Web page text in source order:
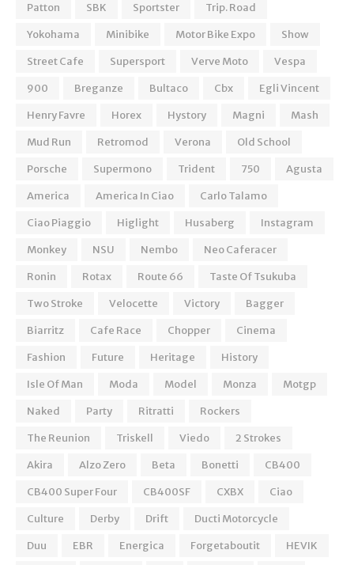
Patton
SBK Sportster
Trip. Road
Yokohama
Minibike Motor Bike Expo
Show
Street Cafe
Supersport Verve Moto
Vespa
900
Breganze Bultaco Cbx
Egli Vincent
Henry Favre
Horex Hystory Magni
Mash
Mud Run
Retromod Verona
Old School
Porsche
Supermono Trident 750
Agusta
America
America In Ciao
Carlo Talamo
Ciao Piaggio
Higlight Husaberg
Instagram
Monkey
NSU Nembo
Neo Caferacer
Ronin
Rotax Route 66
Taste Of Tsukuba
Two Stroke
Velocette Victory
Bagger
Biarritz
Cafe Race Chopper
Cinema
Fashion
Future Heritage
History
Isle Of Man
Moda Model Monza
Motgp
Naked
Party Ritratti
Rockers
The Reunion
Triskell Viedo
2 Strokes
Akira
Alzo Zero Beta Bonetti
CB400
CB400 Super Four
CB400SF CXBX
Ciao
Culture
Derby Drift
Ducti Motorcycle
Duu
EBR Energica Forgetaboutit
HEVIK